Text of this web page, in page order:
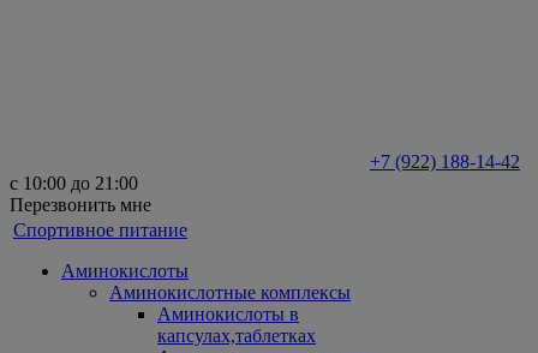
+7 (922) 188-14-42
с 10:00 до 21:00
Перезвонить мне
Спортивное питание
Аминокислоты
Аминокислотные комплексы
Аминокислоты в
капсулах,таблетках